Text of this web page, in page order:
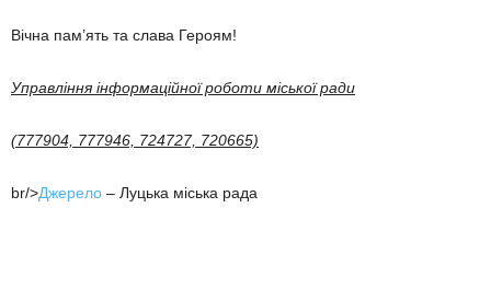
Вічна пам’ять та слава Героям!
Управління інформаційної роботи міської ради
(777904, 777946, 724727, 720665)
br/>Джерело – Луцька міська рада